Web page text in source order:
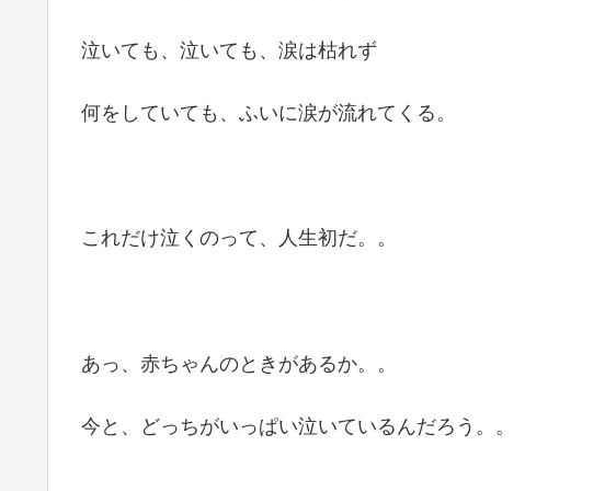
泣いても、泣いても、涙は枯れず
何をしていても、ふいに涙が流れてくる。
これだけ泣くのって、人生初だ。。
あっ、赤ちゃんのときがあるか。。
今と、どっちがいっぱい泣いているんだろう。。